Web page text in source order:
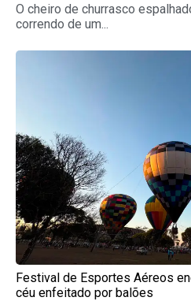
O cheiro de churrasco
correndo de um...
Festival de Esportes Aéreos
céu enfeitado por balões